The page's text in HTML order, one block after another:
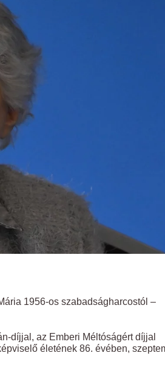
1956-os szabadságharcostól –
díjjal, az Emberi Méltóságért díjjal
életének 86. évében,